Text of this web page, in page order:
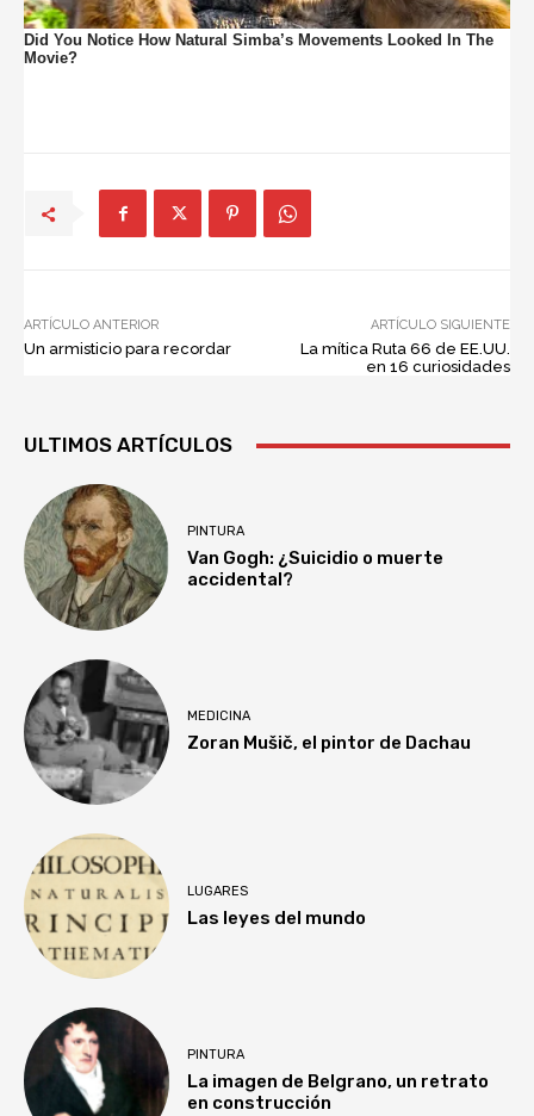
ARTÍCULO ANTERIOR
Un armisticio para recordar
ARTÍCULO SIGUIENTE
La mítica Ruta 66 de EE.UU.
en 16 curiosidades
ULTIMOS ARTÍCULOS
PINTURA
Van Gogh: ¿Suicidio o muerte
accidental?
MEDICINA
Zoran Mušič, el pintor de Dachau
LUGARES
Las leyes del mundo
PINTURA
La imagen de Belgrano, un retrato
en construcción